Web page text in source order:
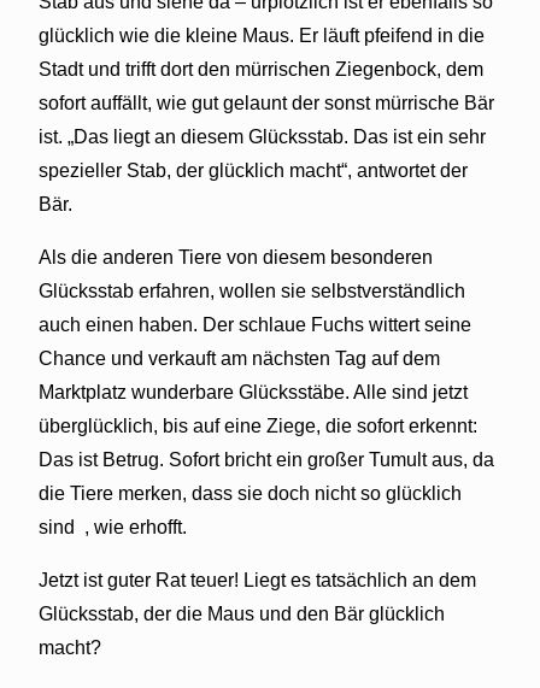
glücklich wie die kleine Maus. Er läuft pfeifend in die
Stadt und trifft dort den mürrischen Ziegenbock, dem
sofort auffällt, wie gut gelaunt der sonst mürrische Bär
ist. „Das liegt an diesem Glücksstab. Das ist ein sehr
spezieller Stab, der glücklich macht“, antwortet der
Bär.
Als die anderen Tiere von diesem besonderen
Glücksstab erfahren, wollen sie selbstverständlich
auch einen haben. Der schlaue Fuchs wittert seine
Chance und verkauft am nächsten Tag auf dem
Marktplatz wunderbare Glücksstäbe. Alle sind jetzt
überglücklich, bis auf eine Ziege, die sofort erkennt:
Das ist Betrug. Sofort bricht ein großer Tumult aus, da
die Tiere merken, dass sie doch nicht so glücklich
sind , wie erhofft.
Jetzt ist guter Rat teuer! Liegt es tatsächlich an dem
Glücksstab, der die Maus und den Bär glücklich
macht?